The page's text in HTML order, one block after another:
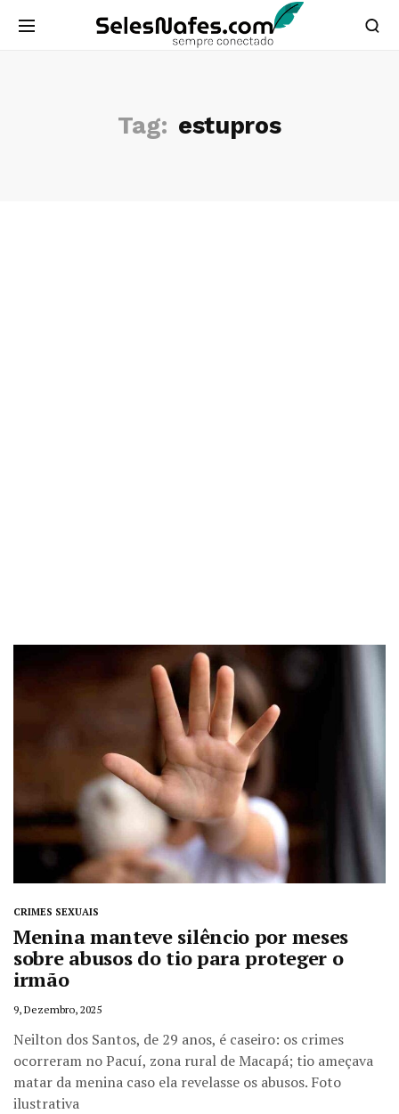
Tag: estupros
CRIMES SEXUAIS
Menina manteve silêncio por meses
sobre abusos do tio para proteger o
irmão
9, Dezembro, 2025
Neilton dos Santos, de 29 anos, é caseiro: os crimes
ocorreram no Pacuí, zona rural de Macapá; tio ameçava
matar da menina caso ela revelasse os abusos. Foto
ilustrativa